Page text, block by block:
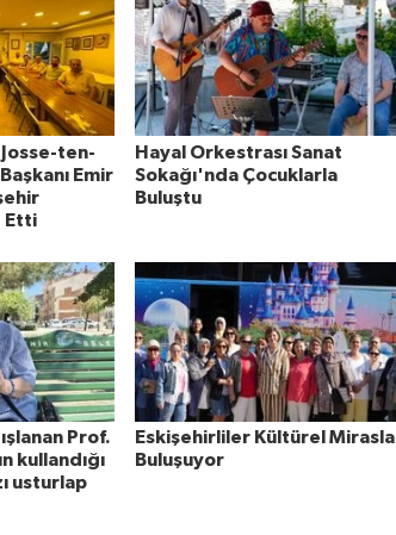
Josse-ten-
Emir
Etti
Hayal Orkestrası Sanat
Sokağı'nda Çocuklarla
Buluştu
Prof.
kullandığı
usturlap
Eskişehirliler Kültürel Mirasla
Buluşuyor